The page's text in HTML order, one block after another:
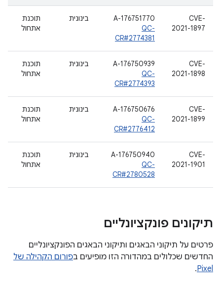
CVE-
2021-1897
A-176751770
QC-
CR#2774381
בינונית
תוכנת
אתחול
CVE-
2021-1898
A-176750939
QC-
CR#2774393
בינונית
תוכנת
אתחול
CVE-
2021-1899
A-176750676
QC-
CR#2776412
בינונית
תוכנת
אתחול
CVE-
2021-1901
A-176750940
QC-
CR#2780528
בינונית
תוכנת
אתחול
תיקונים פונקציונליים
פרטים על תיקוני הבאגים ותיקוני הבאגים הפונקציונליים
החדשים שכלולים במהדורה הזו מופיעים בפורום הקהילה של
Pixel
.